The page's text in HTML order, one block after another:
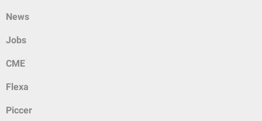
News
Jobs
CME
Flexa
Piccer